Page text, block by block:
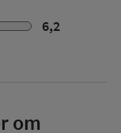
6,2
om